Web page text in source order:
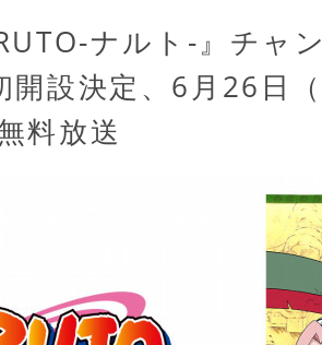
ナルト-』チャ
開設決定、6月26日
料放送